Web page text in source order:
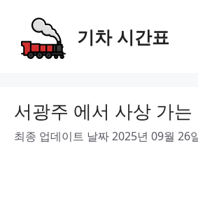
content
기차 시간표
서광주 에서 사상 가
최종 업데이트 날짜 2025년 09월 26